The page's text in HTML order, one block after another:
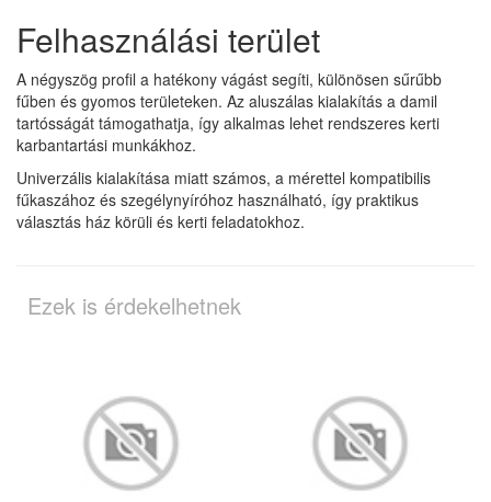
Felhasználási terület
A négyszög profil a hatékony vágást segíti, különösen sűrűbb
fűben és gyomos területeken. Az aluszálas kialakítás a damil
tartósságát támogathatja, így alkalmas lehet rendszeres kerti
karbantartási munkákhoz.
Univerzális kialakítása miatt számos, a mérettel kompatibilis
fűkaszához és szegélynyíróhoz használható, így praktikus
választás ház körüli és kerti feladatokhoz.
Ezek is érdekelhetnek